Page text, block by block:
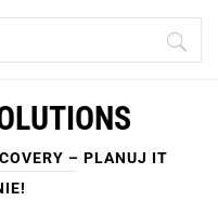
– PLANUJ IT